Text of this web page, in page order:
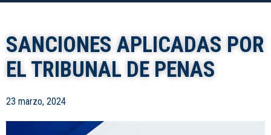
SANCIONES APLICADAS POR
EL TRIBUNAL DE PENAS
23 marzo, 2024